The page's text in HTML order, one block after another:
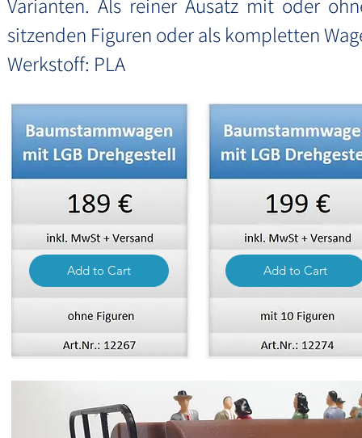
sitzenden Figuren oder als kompletten
Werkstoff: PLA
Add to Cart Add to Cart